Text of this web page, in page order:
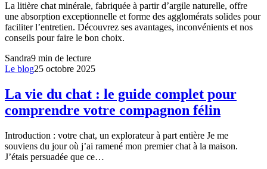
La litière chat minérale, fabriquée à partir d’argile naturelle, offre
une absorption exceptionnelle et forme des agglomérats solides pour
faciliter l’entretien. Découvrez ses avantages, inconvénients et nos
conseils pour faire le bon choix.
Sandra9 min de lecture
Le blog25 octobre 2025
La vie du chat : le guide complet pour
comprendre votre compagnon félin
Introduction : votre chat, un explorateur à part entière Je me
souviens du jour où j’ai ramené mon premier chat à la maison.
J’étais persuadée que ce…